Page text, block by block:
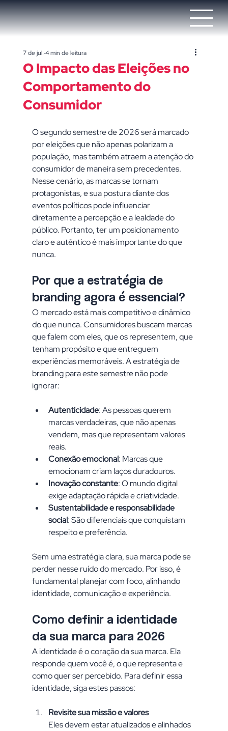
O Impacto das Eleições no
Comportamento do
Consumidor
7 de jul. 4 min de leitura
O segundo semestre de 2026 será marcado
por eleições que não apenas polarizam a
população, mas também atraem a atenção do
consumidor de maneira sem precedentes.
Nesse cenário, as marcas se tornam
protagonistas, e sua postura diante dos
eventos políticos pode influenciar
diretamente a percepção e a lealdade do
público. Portanto, ter um posicionamento
claro e autêntico é mais importante do que
nunca.
Por que a estratégia de
branding agora é essencial?
O mercado está mais competitivo e dinâmico
do que nunca. Consumidores buscam marcas
que falem com eles, que os representem, que
tenham propósito e que entreguem
experiências memoráveis. A estratégia de
branding para este semestre não pode
ignorar:
Autenticidade: As pessoas querem
marcas verdadeiras, que não apenas
vendem, mas que representam valores
reais.
Conexão emocional: Marcas que
emocionam criam laços duradouros.
Inovação constante: O mundo digital
exige adaptação rápida e criatividade.
Sustentabilidade e responsabilidade
social: São diferenciais que conquistam
respeito e preferência.
Sem uma estratégia clara, sua marca pode se
perder nesse ruído do mercado. Por isso, é
fundamental planejar com foco, alinhando
identidade, comunicação e experiência.
Como definir a identidade
da sua marca para 2026
A identidade é o coração da sua marca. Ela
responde quem você é, o que representa e
como quer ser percebido. Para definir essa
identidade, siga estes passos:
Revisite sua missão e valores
Eles devem estar atualizados e alinhados